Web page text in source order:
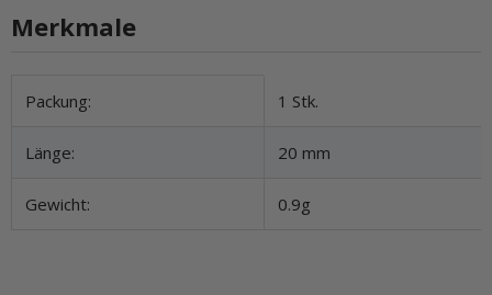
Merkmale
Produkteigenschaft
Wert
Packung: 1 Stk.
Länge: 20 mm
Gewicht: 0.9g